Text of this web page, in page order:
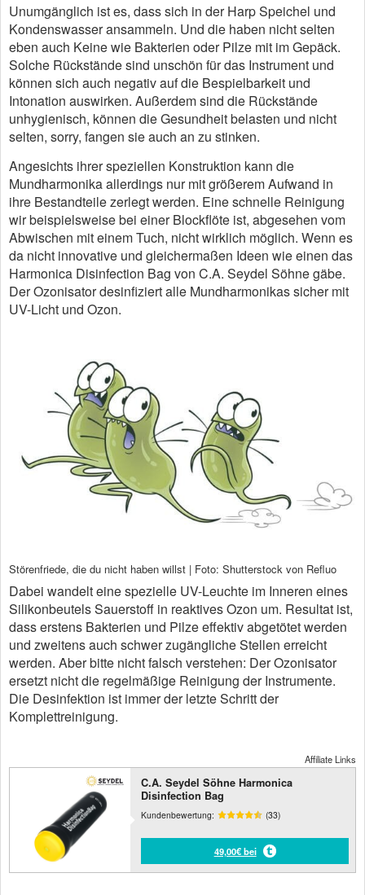
Unumgänglich ist es, dass sich in der Harp Speichel und
Kondenswasser ansammeln. Und die haben nicht selten
eben auch Keine wie Bakterien oder Pilze mit im Gepäck.
Solche Rückstände sind unschön für das Instrument und
können sich auch negativ auf die Bespielbarkeit und
Intonation auswirken. Außerdem sind die Rückstände
unhygienisch, können die Gesundheit belasten und nicht
selten, sorry, fangen sie auch an zu stinken.
Angesichts ihrer speziellen Konstruktion kann die
Mundharmonika allerdings nur mit größerem Aufwand in
ihre Bestandteile zerlegt werden. Eine schnelle Reinigung
wir beispielsweise bei einer Blockflöte ist, abgesehen vom
Abwischen mit einem Tuch, nicht wirklich möglich. Wenn es
da nicht innovative und gleichermaßen Ideen wie einen das
Harmonica Disinfection Bag von C.A. Seydel Söhne gäbe.
Der Ozonisator desinfiziert alle Mundharmonikas sicher mit
UV-Licht und Ozon.
Störenfriede, die du nicht haben willst | Foto: Shutterstock von Refluo
Dabei wandelt eine spezielle UV-Leuchte im Inneren eines
Silikonbeutels Sauerstoff in reaktives Ozon um. Resultat ist,
dass erstens Bakterien und Pilze effektiv abgetötet werden
und zweitens auch schwer zugängliche Stellen erreicht
werden. Aber bitte nicht falsch verstehen: Der Ozonisator
ersetzt nicht die regelmäßige Reinigung der Instrumente.
Die Desinfektion ist immer der letzte Schritt der
Komplettreinigung.
Affiliate Links
C.A. Seydel Söhne Harmonica
Disinfection Bag
Kundenbewertung: (33)
49,00€ bei